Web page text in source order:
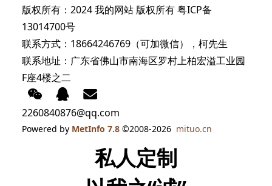
版权所有：2024 我的网站 版权所有粤ICP备
13014700号
联系方式：18664246769（可加微信），柯先生
联系地址：广东省佛山市南海区罗村上柏宏溢工业园
F座4楼之二
2260840876@qq.com
Powered by MetInfo 7.8 ©2008-2026 mituo.cn
私人定制